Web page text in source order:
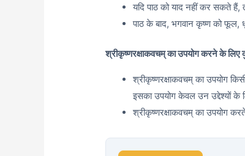
यदि पाठ को याद नहीं कर सकते
पाठ के बाद, भगवान कृष्ण को फूल,
श्रीकृष्णरक्षाकवचम् का उपयोग करने के
श्रीकृष्णरक्षाकवचम् का उपयोग
इसका उपयोग केवल उन उद्देश्यों के
श्रीकृष्णरक्षाकवचम् का उपयोग